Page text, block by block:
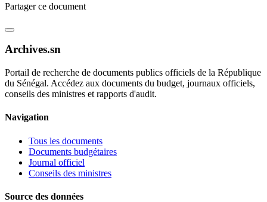
Partager ce document
Archives.sn
Portail de recherche de documents publics officiels de la République
du Sénégal. Accédez aux documents du budget, journaux officiels,
conseils des ministres et rapports d'audit.
Navigation
Tous les documents
Documents budgétaires
Journal officiel
Conseils des ministres
Source des données